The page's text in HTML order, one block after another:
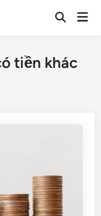
tiền khác